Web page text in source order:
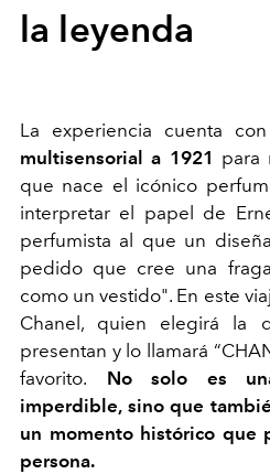
la leyenda
La experiencia cuenta
multisensorial a 1921 para
que nace el icónico
interpretar el papel de
perfumista al que un
pedido que cree una
como un vestido". En este
Chanel, quien elegirá la
presentan y lo llamará
favorito. No solo es
imperdible, sino que
un momento histórico que
persona.